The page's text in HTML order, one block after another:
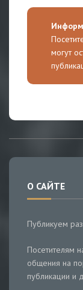
могут
О САЙТЕ
Публикуем
Посетителям
общения на
публикации и